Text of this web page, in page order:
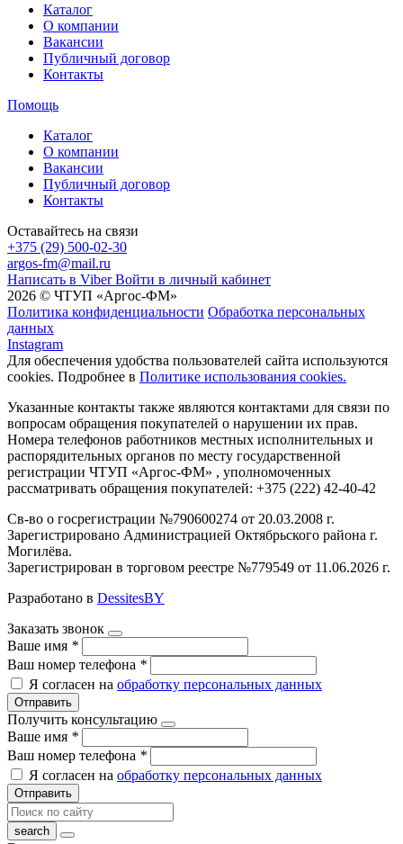
Каталог
О компании
Вакансии
Публичный договор
Контакты
Помощь
Каталог
О компании
Вакансии
Публичный договор
Контакты
Оставайтесь на связи
+375 (29) 500-02-30
argos-fm@mail.ru
Написать в Viber Войти в личный кабинет
2026 © ЧТУП «Аргос-ФМ»
Политика конфиденциальности Обработка персональных
данных
Instagram
Для обеспечения удобства пользователей сайта используются
cookies. Подробнее в Политике использования cookies.
Указанные контакты также являются контактами для связи по
вопросам обращения покупателей о нарушении их прав.
Номера телефонов работников местных исполнительных и
распорядительных органов по месту государственной
регистрации ЧТУП «Аргос-ФМ» , уполномоченных
рассматривать обращения покупателей: +375 (222) 42-40-42
Св-во о госрегистрации №790600274 от 20.03.2008 г.
Зарегистрировано Администрацией Октябрьского района г.
Могилёва.
Зарегистрирован в торговом реестре №779549 от 11.06.2026 г.
Разработано в DessitesBY
Заказать звонок
Ваше имя *
Ваш номер телефона *
Я согласен на обработку персональных данных
Отправить
Получить консультацию
Ваше имя *
Ваш номер телефона *
Я согласен на обработку персональных данных
Отправить